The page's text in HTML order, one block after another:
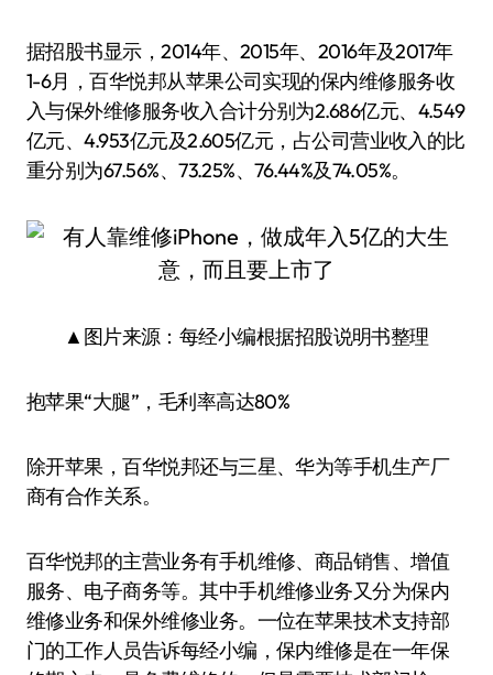
据招股书显示，2014年、2015年、2016年及2017年
1-6月，百华悦邦从苹果公司实现的保内维修服务收
入与保外维修服务收入合计分别为2.686亿元、4.549
亿元、4.953亿元及2.605亿元，占公司营业收入的比
重分别为67.56%、73.25%、76.44%及74.05%。
▲图片来源：每经小编根据招股说明书整理
抱苹果“大腿”，毛利率高达80%
除开苹果，百华悦邦还与三星、华为等手机生产厂
商有合作关系。
百华悦邦的主营业务有手机维修、商品销售、增值
服务、电子商务等。其中手机维修业务又分为保内
维修业务和保外维修业务。一位在苹果技术支持部
门的工作人员告诉每经小编，保内维修是在一年保